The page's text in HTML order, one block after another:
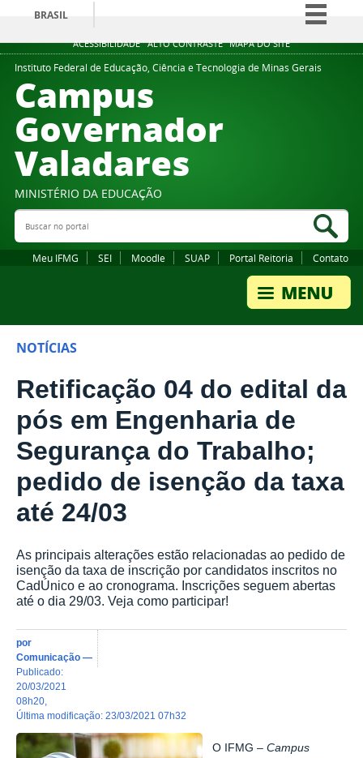
ACESSIBILIDADE ALTO CONTRASTE MAPA DO SITE
BRASIL
Simplifique!
Comunica BR
Instituto Federal de Educação, Ciência e Tecnologia de Minas Gerais
Campus
Governador
Valadares
MINISTÉRIO DA EDUCAÇÃO
Buscar no portal
Meu IFMG SEI Moodle SUAP Portal Reitoria Contato
NOTÍCIAS
Retificação 04 do edital da
pós em Engenharia de
Segurança do Trabalho;
pedido de isenção da taxa
até 24/03
As principais alterações estão relacionadas ao pedido de
isenção da taxa de inscrição por candidatos inscritos no
CadÚnico e ao cronograma. Inscrições seguem abertas
até o dia 29/03. Veja como participar!
por
Comunicação —
publicado:
20/03/2021
08h20
última modificação: 23/03/2021 07h32
O IFMG –Campus